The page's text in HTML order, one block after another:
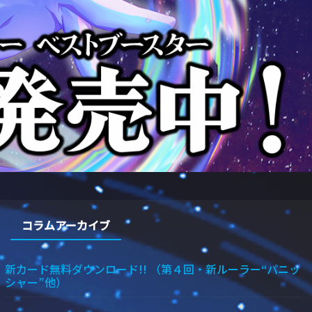
コラムアーカイブ
新カード無料ダウンロード!! （第４回・新ルーラー“パニッ
シャー”他）